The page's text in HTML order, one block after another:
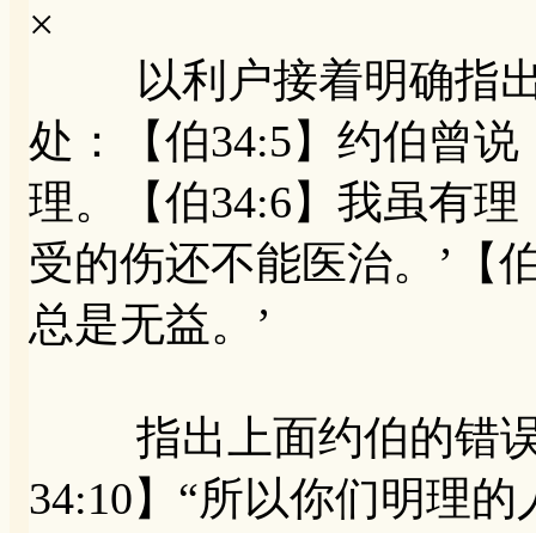
×
以利户接着明确指出
处：【伯34:5】约伯曾
理。【伯34:6】我虽有
受的伤还不能医治。’【
总是无益。’
指出上面约伯的错误
34:10】“所以你们明理